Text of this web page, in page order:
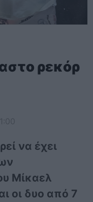
ρεκόρ
να έχει
Μίκαελ
οι δυο από 7